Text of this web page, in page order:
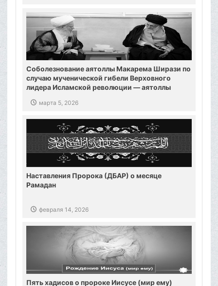
Соболезнование аятоллы Макарема Ширази по
случаю мученической гибели Верховного
лидера Исламской революции — аятоллы
марта 5, 2026
Наставления Пророка (ДБАР) о месяце
Рамадан
февраля 14, 2026
Пять хадисов о пророке Иисусе (мир ему)